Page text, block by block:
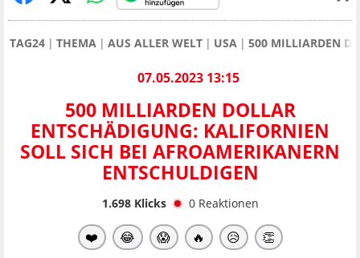
TAG24 THEMA AUS ALLER WELT USA 500 MILLIARDEN
07.05.2023 13:15
500 MILLIARDEN DOLLAR
ENTSCHÄDIGUNG: KALIFORNIEN
SOLL SICH BEI AFROAMERIKANERN
ENTSCHULDIGEN
1.698Klicks 0 Reaktionen
❤️ 😂 😱 🔥 😥 👏